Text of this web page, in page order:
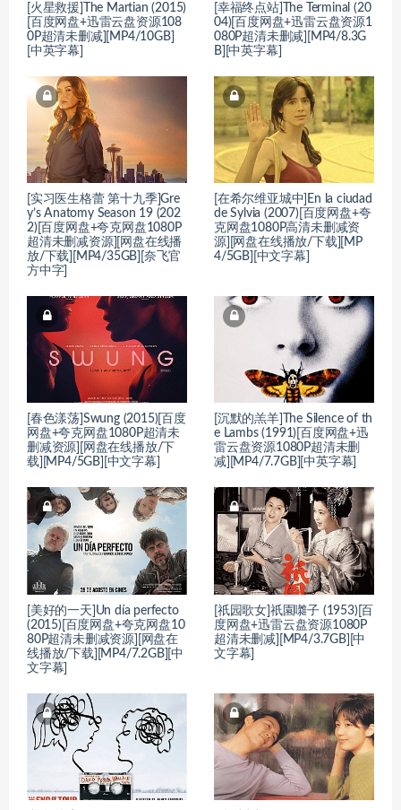
[火星救援]The Martian (2015)
[百度网盘+迅雷云盘资源108
0P超清未删减][MP4/10GB]
[中英字幕]
[幸福终点站]The Terminal (20
04)[百度网盘+迅雷云盘资源1
080P超清未删减][MP4/8.3G
B][中英字幕]
[实习医生格蕾 第十九季]Gre
y’s Anatomy Season 19 (202
2)[百度网盘+夸克网盘1080P
超清未删减资源][网盘在线播
放/下载][MP4/35GB][奈飞官
方中字]
[在希尔维亚城中]En la ciudad
de Sylvia (2007)[百度网盘+夸
克网盘1080P高清未删减资
源][网盘在线播放/下载][MP
4/5GB][中文字幕]
[春色漾荡]Swung (2015)[百度
网盘+夸克网盘1080P超清未
删减资源][网盘在线播放/下
载][MP4/5GB][中文字幕]
[沉默的羔羊]The Silence of th
e Lambs (1991)[百度网盘+迅
雷云盘资源1080P超清未删
减][MP4/7.7GB][中英字幕]
[美好的一天]Un día perfecto
(2015)[百度网盘+夸克网盘10
80P超清未删减资源][网盘在
线播放/下载][MP4/7.2GB][中
文字幕]
[祇园歌女]祇園囃子 (1953)[百
度网盘+迅雷云盘资源1080P
超清未删减][MP4/3.7GB][中
文字幕]